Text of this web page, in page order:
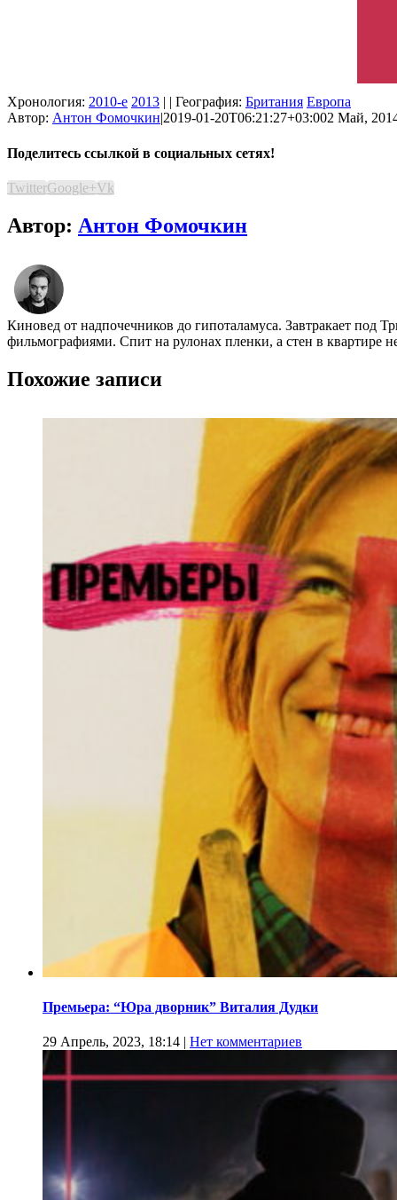
Хронология: 2010-е 2013 | | География: Британия Европа
Автор: Антон Фомочкин|2019-01-20T06:21:27+03:002 Май,
Поделитесь ссылкой в социальных сетях!
TwitterGoogle+Vk
Автор: Антон Фомочкин
Киновед от надпочечников до гипоталамуса. Завтракает
фильмографиями. Спит на рулонах пленки, а стен в квартире
Похожие записи
Премьера: “Юра дворник” Виталия Дудки
29 Апрель, 2023, 18:14 | Нет комментариев